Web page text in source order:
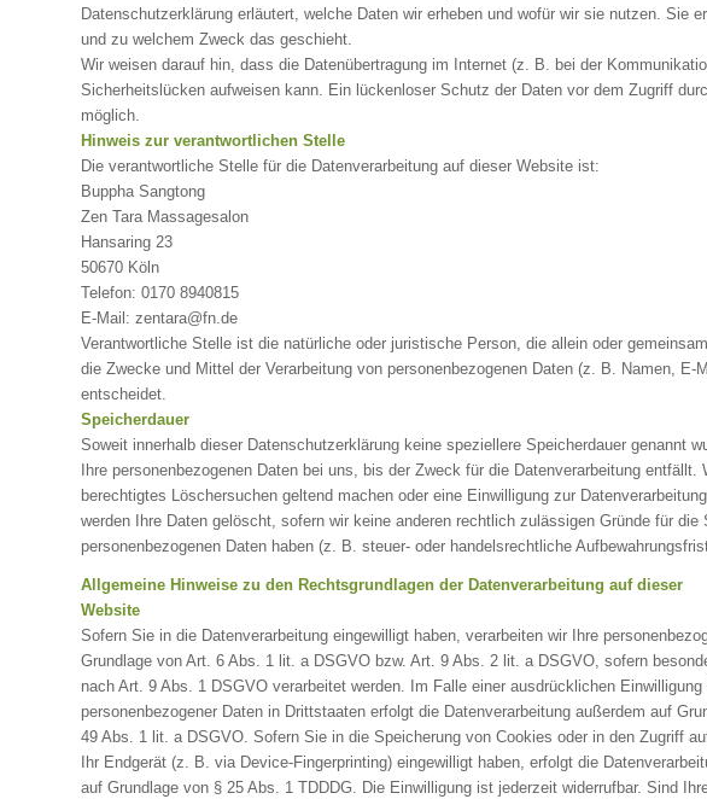
Datenschutzerklärung erläutert, welche Daten wir erheben und wofür wir sie nutzen. Sie
und zu welchem Zweck das geschieht.
Wir weisen darauf hin, dass die Datenübertragung im Internet (z. B. bei der
Sicherheitslücken aufweisen kann. Ein lückenloser Schutz der Daten vor dem Zugriff
möglich.
Hinweis zur verantwortlichen Stelle
Die verantwortliche Stelle für die Datenverarbeitung auf dieser Website ist:
Buppha Sangtong
Zen Tara Massagesalon
Hansaring 23
50670 Köln
Telefon: 0170 8940815
E-Mail: zentara@fn.de
Verantwortliche Stelle ist die natürliche oder juristische Person, die allein oder
die Zwecke und Mittel der Verarbeitung von personenbezogenen Daten (z. B. Namen, E-
entscheidet.
Speicherdauer
Soweit innerhalb dieser Datenschutzerklärung keine speziellere Speicherdauer genannt
Ihre personenbezogenen Daten bei uns, bis der Zweck für die Datenverarbeitung entfällt.
berechtigtes Löschersuchen geltend machen oder eine Einwilligung zur
werden Ihre Daten gelöscht, sofern wir keine anderen rechtlich zulässigen Gründe für die
personenbezogenen Daten haben (z. B. steuer- oder handelsrechtliche
Allgemeine Hinweise zu den Rechtsgrundlagen der Datenverarbeitung auf dieser
Website
Sofern Sie in die Datenverarbeitung eingewilligt haben, verarbeiten wir Ihre
Grundlage von Art. 6 Abs. 1 lit. a DSGVO bzw. Art. 9 Abs. 2 lit. a DSGVO, sofern
nach Art. 9 Abs. 1 DSGVO verarbeitet werden. Im Falle einer ausdrücklichen Einwilligung
personenbezogener Daten in Drittstaaten erfolgt die Datenverarbeitung außerdem auf
49 Abs. 1 lit. a DSGVO. Sofern Sie in die Speicherung von Cookies oder in den Zugriff
Ihr Endgerät (z. B. via Device-Fingerprinting) eingewilligt haben, erfolgt die
auf Grundlage von § 25 Abs. 1 TDDDG. Die Einwilligung ist jederzeit widerrufbar. Sind